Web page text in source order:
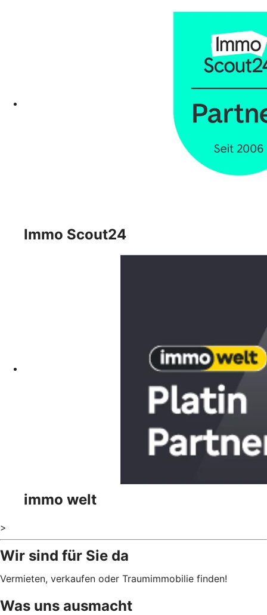
Immo Scout24
immo welt
>
Wir sind für Sie da
Vermieten, verkaufen oder Traumimmobilie finden!
Was uns ausmacht